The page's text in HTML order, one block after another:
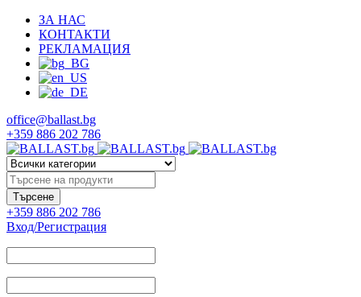
ЗА НАС
КОНТАКТИ
РЕКЛАМАЦИЯ
office@ballast.bg
+359 886 202 786
+359 886 202 786
Вход/Регистрация